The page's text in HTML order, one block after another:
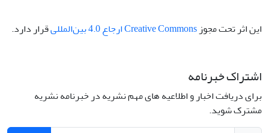
این اثر تحت مجوزCreative Commons ارجاع 4.0 بین‌المللی قرار دارد.
اشتراک خبرنامه
برای دریافت اخبار و اطلاعیه های مهم نشریه در خبرنامه نشریه
مشترک شوید.